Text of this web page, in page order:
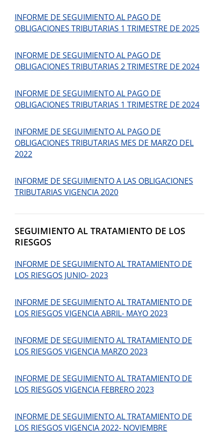
INFORME DE SEGUIMIENTO AL PAGO DE
OBLIGACIONES TRIBUTARIAS 1 TRIMESTRE DE 2025
INFORME DE SEGUIMIENTO AL PAGO DE
OBLIGACIONES TRIBUTARIAS 2 TRIMESTRE DE 2024
INFORME DE SEGUIMIENTO AL PAGO DE
OBLIGACIONES TRIBUTARIAS 1 TRIMESTRE DE 2024
INFORME DE SEGUIMIENTO AL PAGO DE
OBLIGACIONES TRIBUTARIAS MES DE MARZO DEL
2022
INFORME DE SEGUIMIENTO A LAS OBLIGACIONES
TRIBUTARIAS VIGENCIA 2020
SEGUIMIENTO AL TRATAMIENTO DE LOS
RIESGOS
INFORME DE SEGUIMIENTO AL TRATAMIENTO DE
LOS RIESGOS JUNIO- 2023
INFORME DE SEGUIMIENTO AL TRATAMIENTO DE
LOS RIESGOS VIGENCIA ABRIL- MAYO 2023
INFORME DE SEGUIMIENTO AL TRATAMIENTO DE
LOS RIESGOS VIGENCIA MARZO 2023
INFORME DE SEGUIMIENTO AL TRATAMIENTO DE
LOS RIESGOS VIGENCIA FEBRERO 2023
INFORME DE SEGUIMIENTO AL TRATAMIENTO DE
LOS RIESGOS VIGENCIA 2022- NOVIEMBRE